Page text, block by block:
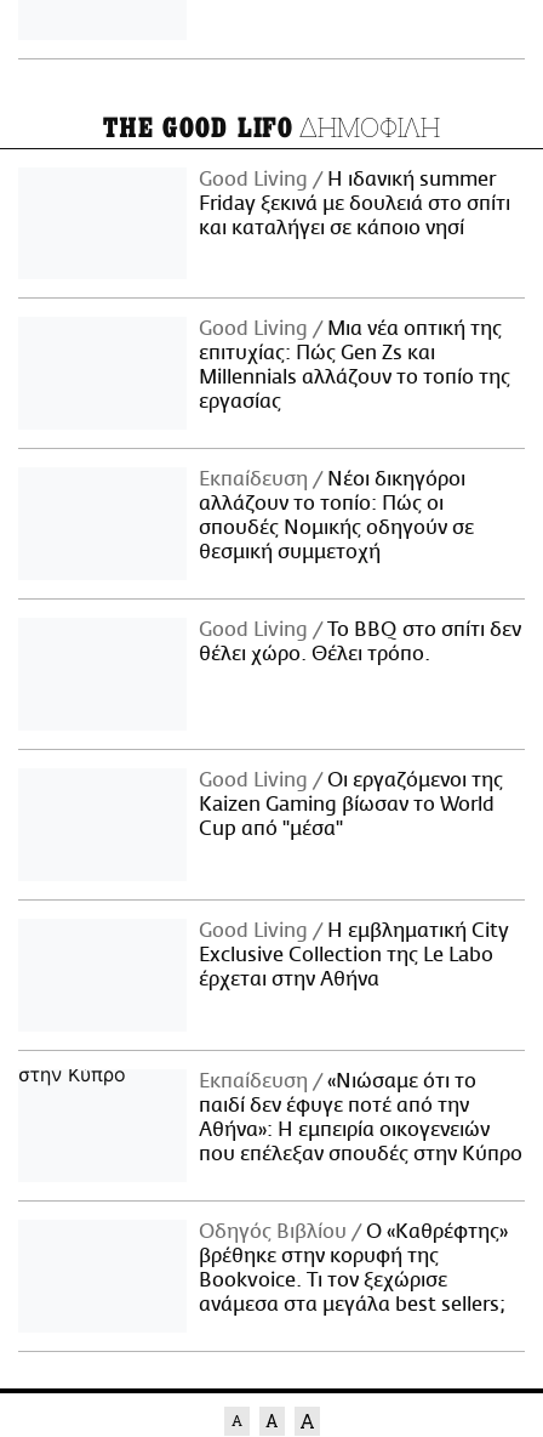
THE GOOD LIFO ΔΗΜΟΦΙΛΗ
Good Living
Η ιδανική summer
Friday ξεκινά με δουλειά στο σπίτι
και καταλήγει σε κάποιο νησί
Good Living
Μια νέα οπτική της
επιτυχίας: Πώς Gen Zs και
Millennials αλλάζουν το τοπίο της
εργασίας
Εκπαίδευση
Νέοι δικηγόροι
αλλάζουν το τοπίο: Πώς οι
σπουδές Νομικής οδηγούν σε
θεσμική συμμετοχή
Good Living
Το BBQ στο σπίτι δεν
θέλει χώρο. Θέλει τρόπο.
Good Living
Οι εργαζόμενοι της
Kaizen Gaming βίωσαν το World
Cup από "μέσα"
Good Living
Η εμβληματική City
Exclusive Collection της Le Labo
έρχεται στην Αθήνα
Εκπαίδευση
«Νιώσαμε ότι το
παιδί δεν έφυγε ποτέ από την
Αθήνα»: Η εμπειρία οικογενειών
που επέλεξαν σπουδές στην Κύπρο
Οδηγός Βιβλίου
Ο «Καθρέφτης»
βρέθηκε στην κορυφή της
Bookvoice. Τι τον ξεχώρισε
ανάμεσα στα μεγάλα best sellers;